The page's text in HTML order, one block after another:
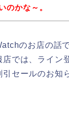
のかな～。
のお店の話
では、ライン
セールのお知